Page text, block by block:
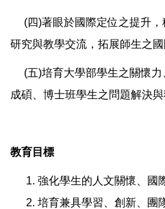
(四)著眼於國際定位之提升，
研究與教學交流，拓展師生之國
(五)培育大學部學生之關懷力
成碩、博士班學生之問題解決與
教育目標
強化學生的人文關懷、國
培育兼具學習、創新、團